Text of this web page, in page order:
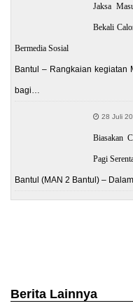
Jaksa
Bekali
Bermedia Sosial
Bantul – Rangkaian kegiatan
bagi…
28 Juli
Biasakan
Pagi
Bantul (MAN 2 Bantul) –
Berita Lainnya